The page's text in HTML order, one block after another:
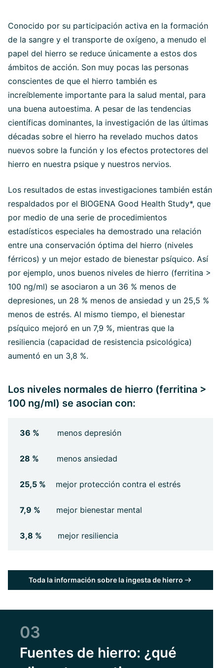
Conocido por su participación activa en la formación
de la sangre y el transporte de oxígeno, a menudo el
papel del hierro se reduce únicamente a estos dos
ámbitos de acción. Son muy pocas las personas
conscientes de que el hierro también es
increíblemente importante para la salud mental, para
una buena autoestima. A pesar de las tendencias
científicas dominantes, la investigación de las últimas
décadas sobre el hierro ha revelado muchos datos
nuevos sobre la función y los efectos protectores del
hierro en nuestra psique y nuestros nervios.
Los resultados de estas investigaciones también están
respaldados por el BIOGENA Good Health Study*, que
por medio de una serie de procedimientos
estadísticos especiales ha demostrado una relación
entre una conservación óptima del hierro (niveles
férricos) y un mejor estado de bienestar psíquico. Así
por ejemplo, unos buenos niveles de hierro (ferritina >
100 ng/ml) se asociaron a un 36 % menos de
depresiones, un 28 % menos de ansiedad y un 25,5 %
menos de estrés. Al mismo tiempo, el bienestar
psíquico mejoró en un 7,9 %, mientras que la
resiliencia (capacidad de resistencia psicológica)
aumentó en un 3,8 %.
Los niveles normales de hierro (ferritina >
100 ng/ml) se asocian con:
36 % menos depresión
28 % menos ansiedad
25,5 % mejor protección contra el estrés
7,9 % mejor bienestar mental
3,8 % mejor resiliencia
Toda la información sobre la ingesta de hierro
03
Fuentes de hierro: ¿qué